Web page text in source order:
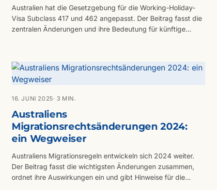
Australien hat die Gesetzgebung für die Working-Holiday-
Visa Subclass 417 und 462 angepasst. Der Beitrag fasst die
zentralen Änderungen und ihre Bedeutung für künftige
16. JUNI 2025· 3 MIN.
Australiens
Migrationsrechtsänderungen 2024:
ein Wegweiser
Australiens Migrationsregeln entwickeln sich 2024 weiter.
Der Beitrag fasst die wichtigsten Änderungen zusammen,
ordnet ihre Auswirkungen ein und gibt Hinweise für die